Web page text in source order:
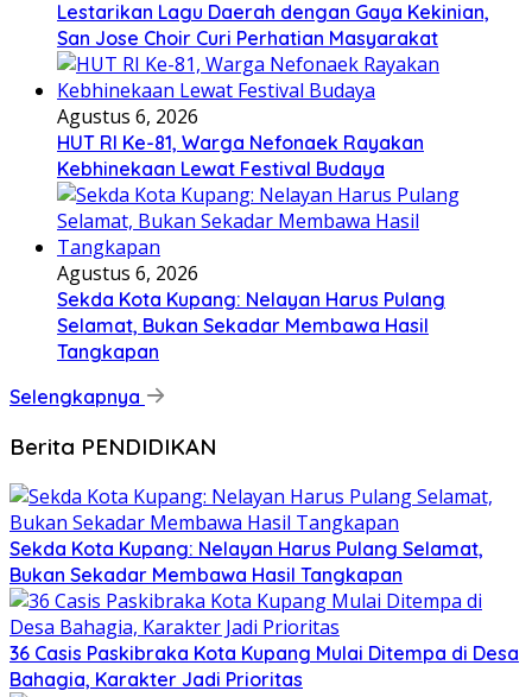
Lestarikan Lagu Daerah dengan Gaya Kekinian,
San Jose Choir Curi Perhatian Masyarakat
Agustus 6, 2026
HUT RI Ke-81, Warga Nefonaek Rayakan
Kebhinekaan Lewat Festival Budaya
Agustus 6, 2026
Sekda Kota Kupang: Nelayan Harus Pulang
Selamat, Bukan Sekadar Membawa Hasil
Tangkapan
Selengkapnya
Berita PENDIDIKAN
Sekda Kota Kupang: Nelayan Harus Pulang Selamat,
Bukan Sekadar Membawa Hasil Tangkapan
36 Casis Paskibraka Kota Kupang Mulai Ditempa di Desa
Bahagia, Karakter Jadi Prioritas